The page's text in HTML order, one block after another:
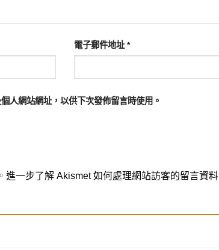
電子郵件地址*
人網站網址，以供下次發佈留言時使用。
進一步了解 Akismet 如何處理網站訪客的留言資料